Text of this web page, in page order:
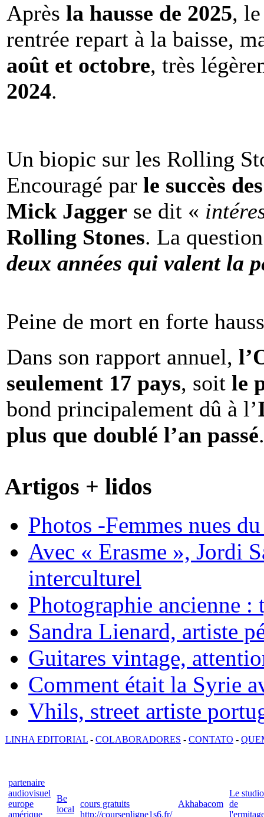
Après la hausse de 2025,
rentrée repart à la baisse,
août et octobre, très
2024.
Un biopic sur les Rolling
Encouragé par le succès
Mick Jagger se dit «
Rolling Stones. La
deux années qui valent la
Peine de mort en forte
Dans son rapport annuel,
seulement 17 pays, soit le
bond principalement dû à l’
plus que doublé l’an passé.
Artigos + lidos
Photos -Femmes nues
Avec « Erasme », Jordi
interculturel
Photographie ancienne :
Sandra Lienard, artiste
Guitares vintage,
Comment était la Syrie
Vhils, street artiste
LINHA EDITORIAL - COLABORADORES - CONTATO -
partenaire
audiovisuel
europe
amérique
Be
local
cours gratuits
http://coursenligne1s6.fr/
Akhabacom
Le studio
de